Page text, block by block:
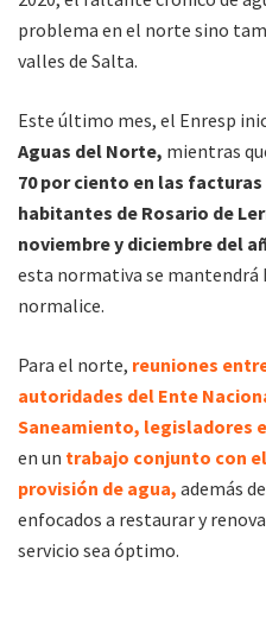
problema en el norte sino
valles de Salta.
Este último mes, el Enresp
Aguas del Norte, mientras
70 por ciento en las
habitantes de Rosario de
noviembre y diciembre del
esta normativa se mantendrá
normalice.
Para el norte, reuniones
autoridades del Ente
Saneamiento, legisladores
en un trabajo conjunto con
provisión de agua, además
enfocados a restaurar y
servicio sea óptimo.